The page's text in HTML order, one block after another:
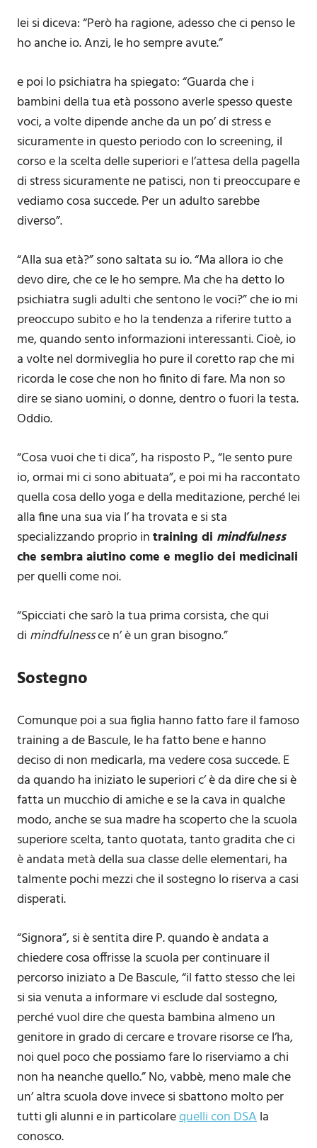
lei si diceva: “Però ha ragione, adesso che ci penso le
ho anche io. Anzi, le ho sempre avute.”
e poi lo psichiatra ha spiegato: “Guarda che i
bambini della tua età possono averle spesso queste
voci, a volte dipende anche da un po’ di stress e
sicuramente in questo periodo con lo screening, il
corso e la scelta delle superiori e l’attesa della pagella
di stress sicuramente ne patisci, non ti preoccupare e
vediamo cosa succede. Per un adulto sarebbe
diverso”.
“Alla sua età?” sono saltata su io. “Ma allora io che
devo dire, che ce le ho sempre. Ma che ha detto lo
psichiatra sugli adulti che sentono le voci?” che io mi
preoccupo subito e ho la tendenza a riferire tutto a
me, quando sento informazioni interessanti. Cioè, io
a volte nel dormiveglia ho pure il coretto rap che mi
ricorda le cose che non ho finito di fare. Ma non so
dire se siano uomini, o donne, dentro o fuori la testa.
Oddio.
“Cosa vuoi che ti dica”, ha risposto P., “le sento pure
io, ormai mi ci sono abituata”, e poi mi ha raccontato
quella cosa dello yoga e della meditazione, perché lei
alla fine una sua via l’ ha trovata e si sta
specializzando proprio intraining di mindfulness
che sembra aiutino come e meglio dei medicinali
per quelli come noi.
“Spicciati che sarò la tua prima corsista, che qui
di mindfulnessce n’ è un gran bisogno.”
Sostegno
Comunque poi a sua figlia hanno fatto fare il famoso
training a de Bascule, le ha fatto bene e hanno
deciso di non medicarla, ma vedere cosa succede. E
da quando ha iniziato le superiori c’ è da dire che si è
fatta un mucchio di amiche e se la cava in qualche
modo, anche se sua madre ha scoperto che la scuola
superiore scelta, tanto quotata, tanto gradita che ci
è andata metà della sua classe delle elementari, ha
talmente pochi mezzi che il sostegno lo riserva a casi
disperati.
“Signora”, si è sentita dire P. quando è andata a
chiedere cosa offrisse la scuola per continuare il
percorso iniziato a De Bascule, “il fatto stesso che lei
si sia venuta a informare vi esclude dal sostegno,
perché vuol dire che questa bambina almeno un
genitore in grado di cercare e trovare risorse ce l’ha,
noi quel poco che possiamo fare lo riserviamo a chi
non ha neanche quello.” No, vabbè, meno male che
un’ altra scuola dove invece si sbattono molto per
tutti gli alunni e in particolarequelli con DSAla
conosco.